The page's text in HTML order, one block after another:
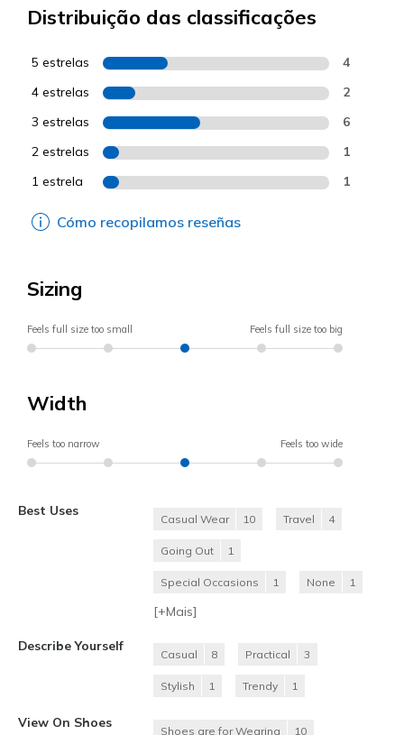
Distribuição das classificações
5 estrelas 4
4 estrelas 2
3 estrelas 6
2 estrelas 1
1 estrela 1
Cómo recopilamos reseñas
Sizing
Feels full size too small Feels full size too big
Width
Feels too narrow Feels too wide
Best Uses
Casual Wear 10 Travel 4
Going Out 1
Special Occasions 1 None 1
[+Mais]
Describe Yourself
Casual 8 Practical 3
Stylish 1 Trendy 1
View On Shoes
Shoes are for Wearing 10